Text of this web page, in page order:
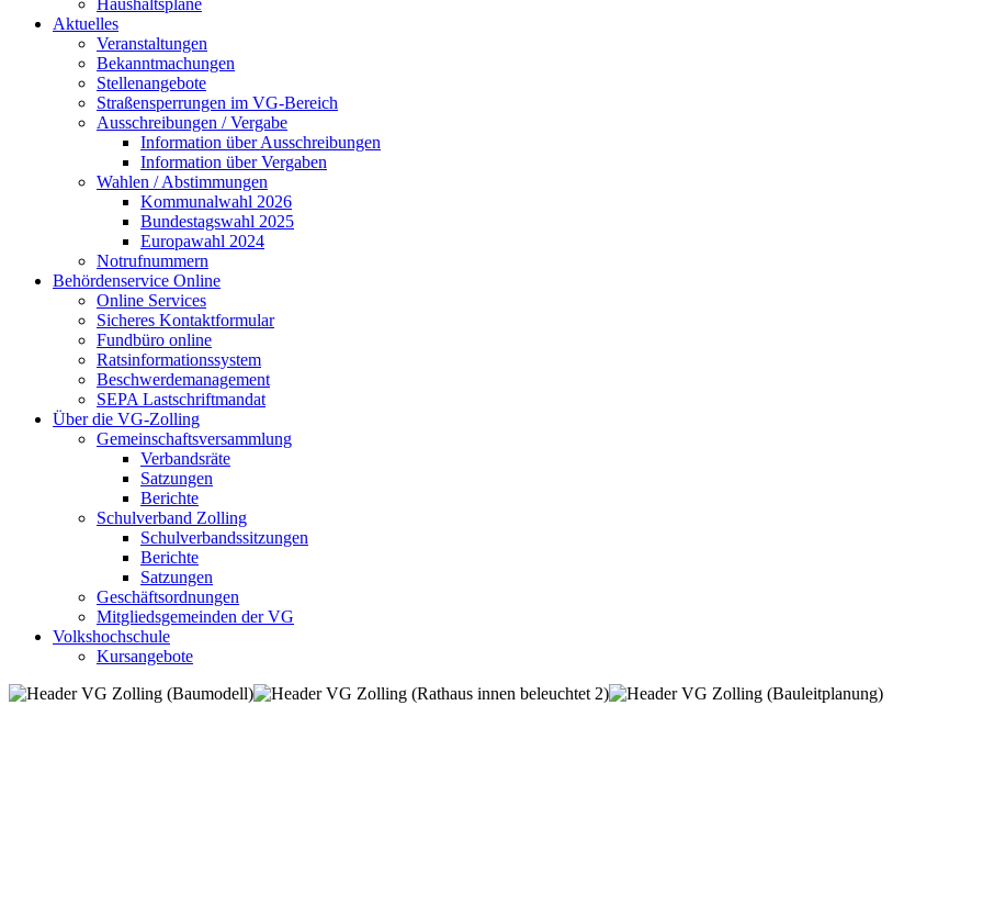
Haushaltspläne
Aktuelles
Veranstaltungen
Bekanntmachungen
Stellenangebote
Straßensperrungen im VG-Bereich
Ausschreibungen / Vergabe
Information über Ausschreibungen
Information über Vergaben
Wahlen / Abstimmungen
Kommunalwahl 2026
Bundestagswahl 2025
Europawahl 2024
Notrufnummern
Behördenservice Online
Online Services
Sicheres Kontaktformular
Fundbüro online
Ratsinformationssystem
Beschwerdemanagement
SEPA Lastschriftmandat
Über die VG-Zolling
Gemeinschaftsversammlung
Verbandsräte
Satzungen
Berichte
Schulverband Zolling
Schulverbandssitzungen
Berichte
Satzungen
Geschäftsordnungen
Mitgliedsgemeinden der VG
Volkshochschule
Kursangebote